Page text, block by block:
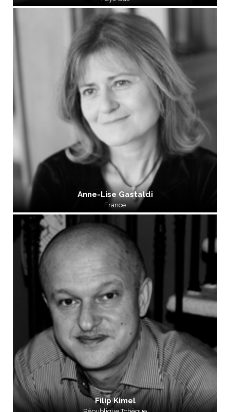
Anne-Lise Gastaldi
France
Filip Kimel